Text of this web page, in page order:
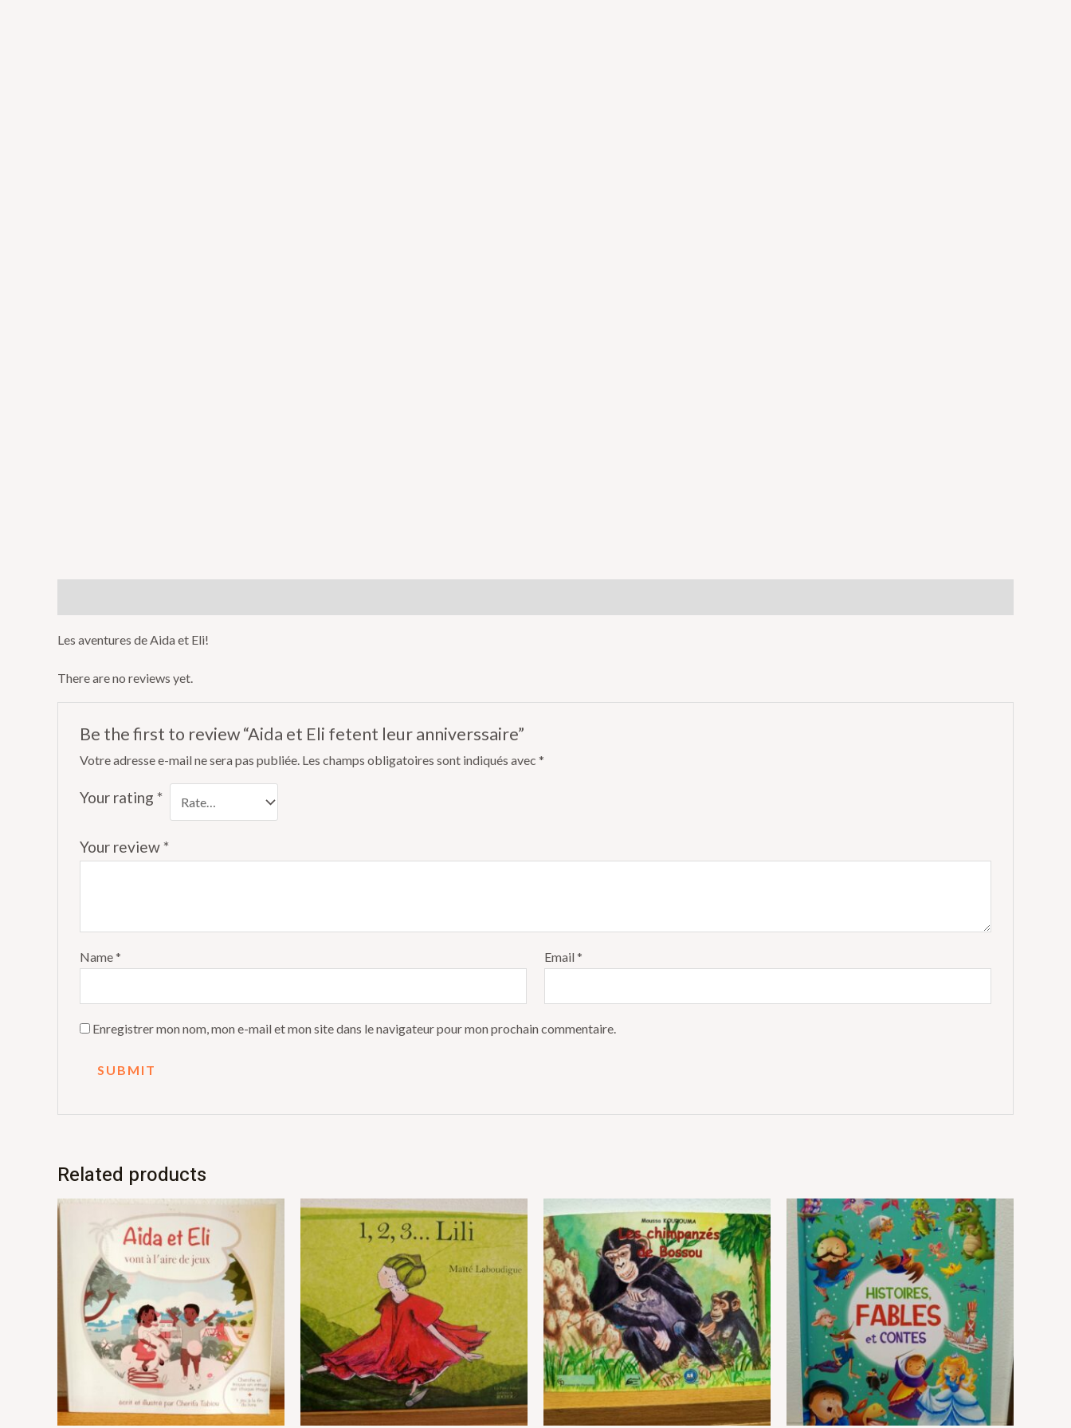
Les aventures de Aida et Eli!
There are no reviews yet.
Be the first to review “Aida et Eli fetent leur anniverssaire”
Votre adresse e-mail ne sera pas publiée. Les champs obligatoires sont indiqués avec *
Your rating *
Your review*
Name* Email*
Enregistrer mon nom, mon e-mail et mon site dans le navigateur pour mon prochain commentaire.
Related products